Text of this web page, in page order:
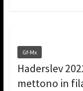
Gf-Mx
Haderslev
mettono in